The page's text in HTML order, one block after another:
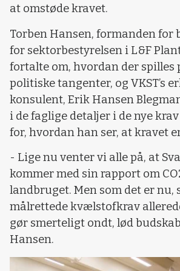
at omstøde kravet.
Torben Hansen, formanden for
for sektorbestyrelsen i L&F
fortalte om, hvordan der spilles
politiske tangenter, og VKST’s
konsulent, Erik Hansen
i de faglige detaljer i de nye
for, hvordan han ser, at kravet
- Lige nu venter vi alle på, at
kommer med sin rapport om
landbruget. Men som det er nu,
målrettede kvælstofkrav
gør smerteligt ondt, lød
Hansen.